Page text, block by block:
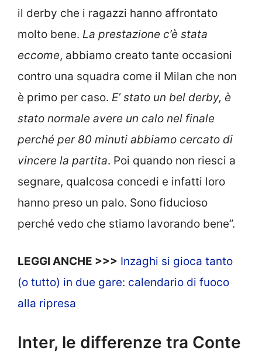
il derby che i ragazzi hanno affrontato
molto bene. La prestazione c’è stata
eccome, abbiamo creato tante occasioni
contro una squadra come il Milan che non
è primo per caso. E’ stato un bel derby, è
stato normale avere un calo nel finale
perché per 80 minuti abbiamo cercato di
vincere la partita. Poi quando non riesci a
segnare, qualcosa concedi e infatti loro
hanno preso un palo. Sono fiducioso
perché vedo che stiamo lavorando bene”.
LEGGI ANCHE >>> Inzaghi si gioca tanto
(o tutto) in due gare: calendario di fuoco
alla ripresa
Inter, le differenze tra Conte